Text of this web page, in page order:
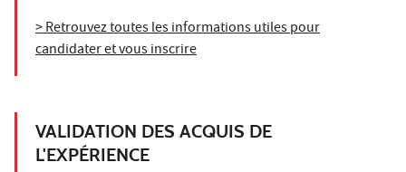
> Retrouvez toutes les informations utiles pour
candidater et vous inscrire
VALIDATION DES ACQUIS DE
L'EXPÉRIENCE